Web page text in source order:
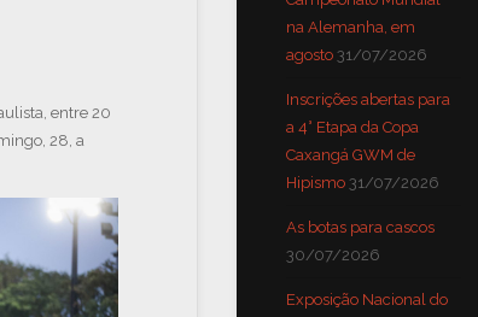
entre 20
28, a
na Alemanha, em
agosto 31/07/2026
Inscrições abertas para
a 4° Etapa da Copa
Caxangá GWM de
Hipismo 31/07/2026
As botas para cascos
30/07/2026
Exposição Nacional do